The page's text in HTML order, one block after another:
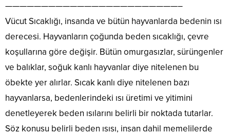
————————————————————————–
Vücut Sıcaklığı, insanda ve bütün hayvanlarda bedenin ısı
derecesi. Hayvanların çoğunda beden sıcaklığı, çevre
koşullarına göre değişir. Bütün omurgasızlar, sürüngenler
ve balıklar, soğuk kanlı hayvanlar diye nitelenen bu
öbekte yer alırlar. Sıcak kanlı diye nitelenen bazı
hayvanlarsa, bedenlerindeki ısı üretimi ve yitimini
denetleyerek beden ısılarını belirli bir noktada tutarlar.
Söz konusu belirli beden ısısı, insan dahil memelilerde
beyin
kanaması
beyin...
elimizin
imkanlar
sunuyor.
Bunlardan
en
önemlisi
Teknolojisi.
Yüz
hassas
bir cilt
Altuğ
cildinin